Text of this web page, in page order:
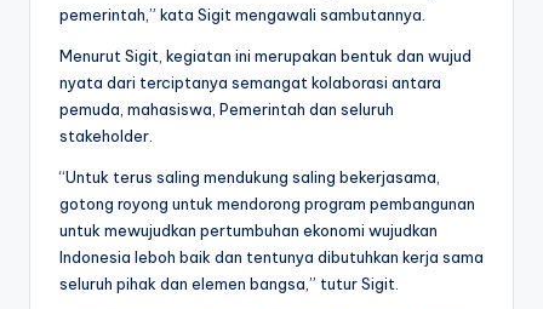
pemerintah,” kata Sigit mengawali sambutannya.
Menurut Sigit, kegiatan ini merupakan bentuk dan wujud
nyata dari terciptanya semangat kolaborasi antara
pemuda, mahasiswa, Pemerintah dan seluruh
stakeholder.
“Untuk terus saling mendukung saling bekerjasama,
gotong royong untuk mendorong program pembangunan
untuk mewujudkan pertumbuhan ekonomi wujudkan
Indonesia leboh baik dan tentunya dibutuhkan kerja sama
seluruh pihak dan elemen bangsa,” tutur Sigit.